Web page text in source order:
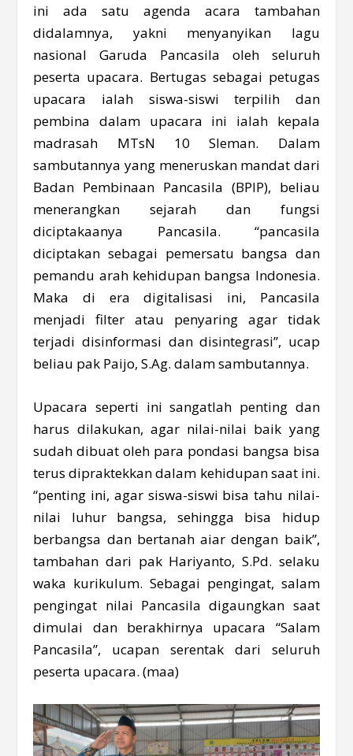
ini ada satu agenda acara tambahan
didalamnya, yakni menyanyikan lagu
nasional Garuda Pancasila oleh seluruh
peserta upacara. Bertugas sebagai petugas
upacara ialah siswa-siswi terpilih dan
pembina dalam upacara ini ialah kepala
madrasah MTsN 10 Sleman. Dalam
sambutannya yang meneruskan mandat dari
Badan Pembinaan Pancasila (BPIP), beliau
menerangkan sejarah dan fungsi
diciptakaanya Pancasila. “pancasila
diciptakan sebagai pemersatu bangsa dan
pemandu arah kehidupan bangsa Indonesia.
Maka di era digitalisasi ini, Pancasila
menjadi filter atau penyaring agar tidak
terjadi disinformasi dan disintegrasi”, ucap
beliau pak Paijo, S.Ag. dalam sambutannya.
Upacara seperti ini sangatlah penting dan
harus dilakukan, agar nilai-nilai baik yang
sudah dibuat oleh para pondasi bangsa bisa
terus dipraktekkan dalam kehidupan saat ini.
“penting ini, agar siswa-siswi bisa tahu nilai-
nilai luhur bangsa, sehingga bisa hidup
berbangsa dan bertanah aiar dengan baik”,
tambahan dari pak Hariyanto, S.Pd. selaku
waka kurikulum. Sebagai pengingat, salam
pengingat nilai Pancasila digaungkan saat
dimulai dan berakhirnya upacara “Salam
Pancasila”, ucapan serentak dari seluruh
peserta upacara. (maa)